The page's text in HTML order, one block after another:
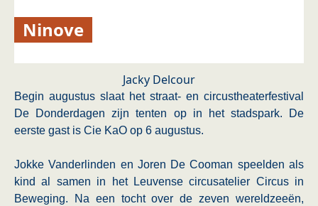
Ninove
Jacky Delcour
Begin augustus slaat het straat- en circustheaterfestival
De Donderdagen zijn tenten op in het stadspark. De
eerste gast is Cie KaO op 6 augustus.
Jokke Vanderlinden en Joren De Cooman speelden als
kind al samen in het Leuvense circusatelier Circus in
Beweging. Na een tocht over de zeven wereldzeeën,